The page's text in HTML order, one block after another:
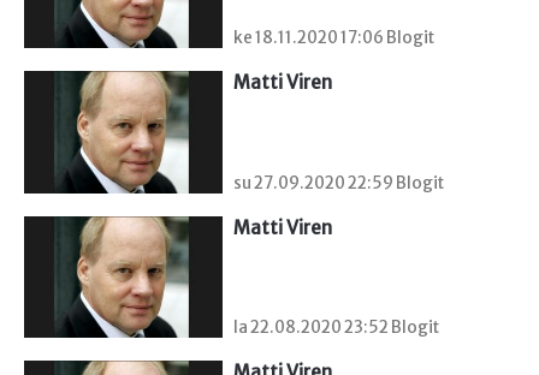
ke 18.11.2020 17:06 Blogit
Matti Viren
su 27.09.2020 22:59 Blogit
Matti Viren
la 22.08.2020 23:52 Blogit